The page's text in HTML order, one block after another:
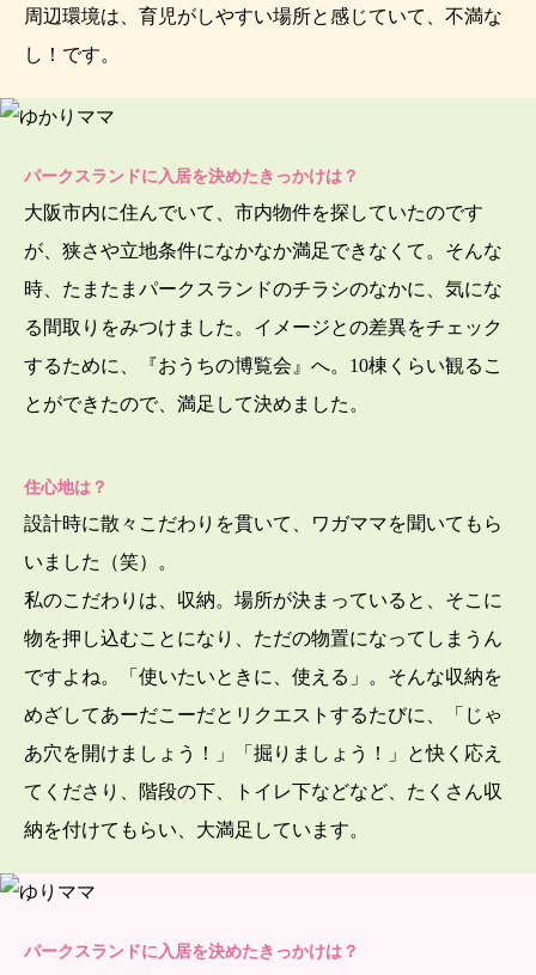
周辺環境は、育児がしやすい場所と感じていて、不満な
し！です。
パークスランドに入居を決めたきっかけは？
大阪市内に住んでいて、市内物件を探していたのです
が、狭さや立地条件になかなか満足できなくて。そんな
時、たまたまパークスランドのチラシのなかに、気にな
る間取りをみつけました。イメージとの差異をチェック
するために、『おうちの博覧会』へ。10棟くらい観るこ
とができたので、満足して決めました。
住心地は？
設計時に散々こだわりを貫いて、ワガママを聞いてもら
いました（笑）。
私のこだわりは、収納。場所が決まっていると、そこに
物を押し込むことになり、ただの物置になってしまうん
ですよね。「使いたいときに、使える」。そんな収納を
めざしてあーだこーだとリクエストするたびに、「じゃ
あ穴を開けましょう！」「掘りましょう！」と快く応え
てくださり、階段の下、トイレ下などなど、たくさん収
納を付けてもらい、大満足しています。
パークスランドに入居を決めたきっかけは？